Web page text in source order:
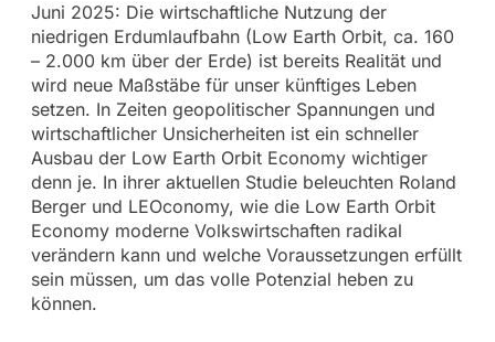
Juni 2025: Die wirtschaftliche Nutzung der
niedrigen Erdumlaufbahn (Low Earth Orbit, ca. 160
– 2.000 km über der Erde) ist bereits Realität und
wird neue Maßstäbe für unser künftiges Leben
setzen. In Zeiten geopolitischer Spannungen und
wirtschaftlicher Unsicherheiten ist ein schneller
Ausbau der Low Earth Orbit Economy wichtiger
denn je. In ihrer aktuellen Studie beleuchten Roland
Berger und LEOconomy, wie die Low Earth Orbit
Economy moderne Volkswirtschaften radikal
verändern kann und welche Voraussetzungen erfüllt
sein müssen, um das volle Potenzial heben zu
können.